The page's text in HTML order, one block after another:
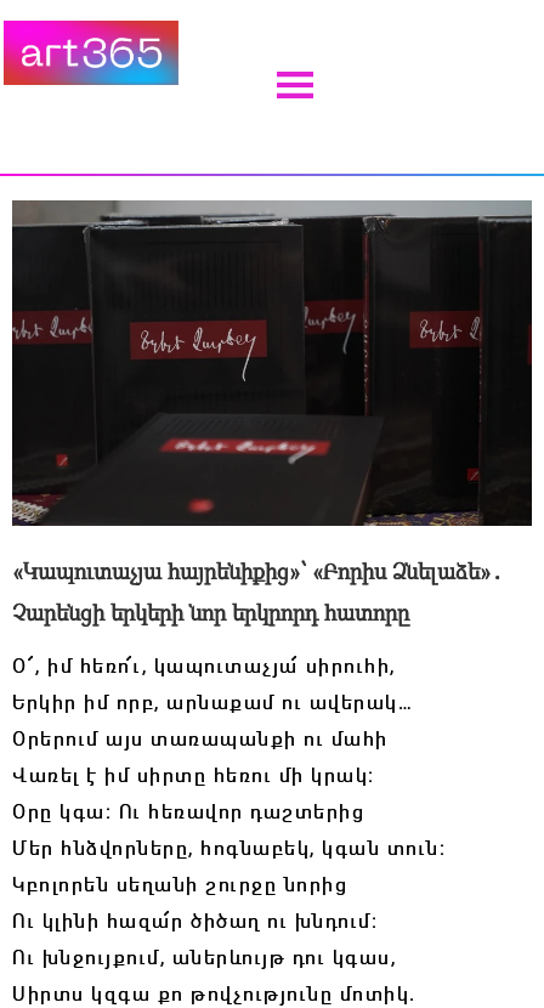
«Կապուտաչյա հայրենիքից»՝ «Բորիս Ձնելաձե»․
Չարենցի երկերի նոր երկրորդ հատորը
Օ՜, իմ հեռո՜ւ, կապուտաչյա՜ սիրուհի,
Երկիր իմ որբ, արնաքամ ու ավերակ…
Օրերում այս տառապանքի ու մահի
Վառել է իմ սիրտը հեռու մի կրակ։
Օրը կգա։ Ու հեռավոր դաշտերից
Մեր հնձվորները, հոգնաբեկ, կգան տուն։
Կբոլորեն սեղանի շուրջը նորից
Ու կլինի հազար ծիծաղ ու խնդում։
Ու խնջույքում, աներևույթ դու կգաս,
Սիրտս կզգա քո թովչությունը մոտիկ.